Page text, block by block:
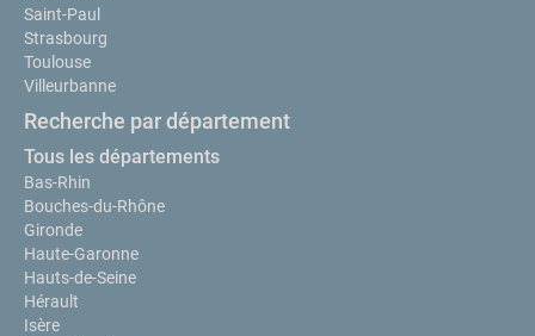
Saint-Paul
Strasbourg
Toulouse
Villeurbanne
Recherche par département
Tous les départements
Bas-Rhin
Bouches-du-Rhône
Gironde
Haute-Garonne
Hauts-de-Seine
Hérault
Isère